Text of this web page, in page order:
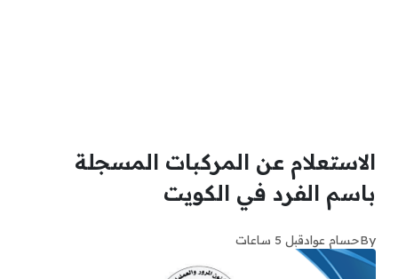
الاستعلام عن المركبات المسجلة
باسم الفرد في الكويت
Byحسام عوادقبل 5 ساعات